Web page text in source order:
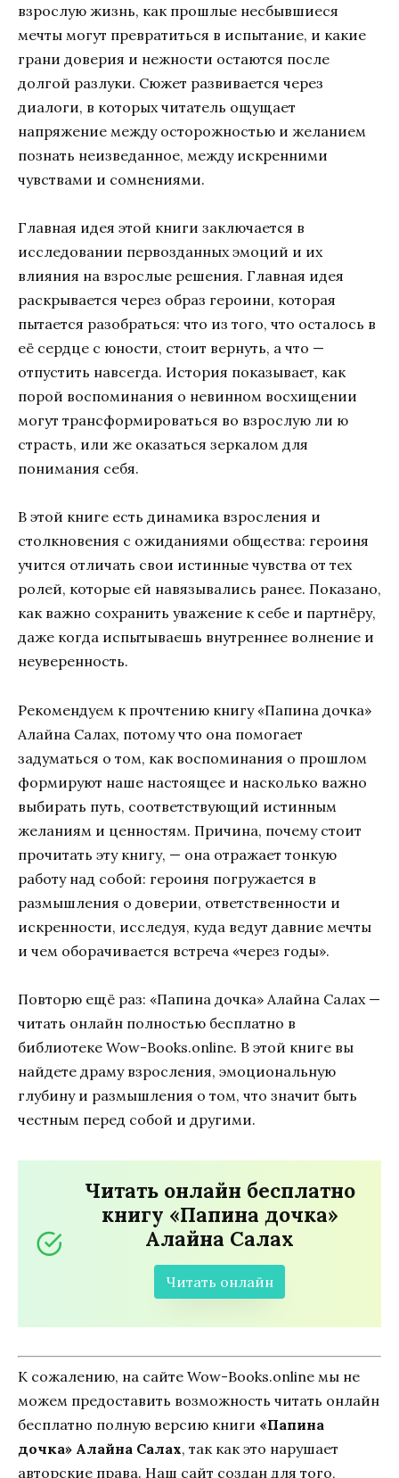
взрослую жизнь, как прошлые несбывшиеся
мечты могут превратиться в испытание, и какие
грани доверия и нежности остаются после
долгой разлуки. Сюжет развивается через
диалоги, в которых читатель ощущает
напряжение между осторожностью и желанием
познать неизведанное, между искренними
чувствами и сомнениями.
Главная идея этой книги заключается в
исследовании первозданных эмоций и их
влияния на взрослые решения. Главная идея
раскрывается через образ героини, которая
пытается разобраться: что из того, что осталось в
её сердце с юности, стоит вернуть, а что —
отпустить навсегда. История показывает, как
порой воспоминания о невинном восхищении
могут трансформироваться во взрослую ли ю
страсть, или же оказаться зеркалом для
понимания себя.
В этой книге есть динамика взросления и
столкновения с ожиданиями общества: героиня
учится отличать свои истинные чувства от тех
ролей, которые ей навязывались ранее. Показано,
как важно сохранить уважение к себе и партнёру,
даже когда испытываешь внутреннее волнение и
неуверенность.
Рекомендуем к прочтению книгу «Папина дочка»
Алайна Салах, потому что она помогает
задуматься о том, как воспоминания о прошлом
формируют наше настоящее и насколько важно
выбирать путь, соответствующий истинным
желаниям и ценностям. Причина, почему стоит
прочитать эту книгу, — она отражает тонкую
работу над собой: героиня погружается в
размышления о доверии, ответственности и
искренности, исследуя, куда ведут давние мечты
и чем оборачивается встреча «через годы».
Повторю ещё раз: «Папина дочка» Алайна Салах —
читать онлайн полностью бесплатно в
библиотеке Wow-Books.online. В этой книге вы
найдете драму взросления, эмоциональную
глубину и размышления о том, что значит быть
честным перед собой и другими.
Читать онлайн бесплатно
книгу «Папина дочка»
Алайна Салах
Читать онлайн
К сожалению, на сайте Wow-Books.online мы не
можем предоставить возможность читать онлайн
бесплатно полную версию книги «Папина
дочка» Алайна Салах, так как это нарушает
авторские права. Наш сайт создан для того,